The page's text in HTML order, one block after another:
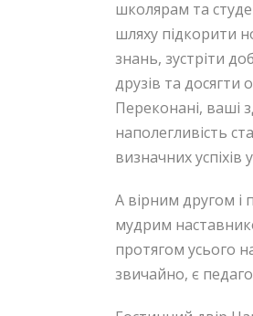
школярам та
шляху підкорити
знань, зустріти
друзів та досягти
Переконані, ваші
наполегливість
визначних успіхів
А вірним другом і
мудрим
протягом усього
звичайно, є